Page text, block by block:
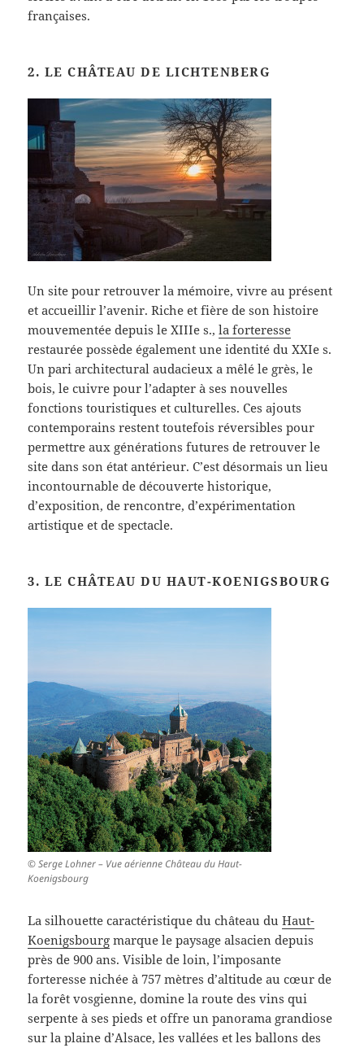
françaises.
2. LE CHÂTEAU DE LICHTENBERG
Un site pour retrouver la mémoire, vivre au présent
et accueillir l’avenir. Riche et fière de son histoire
mouvementée depuis le XIIIe s.,la forteresse
restaurée possède également une identité du XXIe s.
Un pari architectural audacieux a mêlé le grès, le
bois, le cuivre pour l’adapter à ses nouvelles
fonctions touristiques et culturelles. Ces ajouts
contemporains restent toutefois réversibles pour
permettre aux générations futures de retrouver le
site dans son état antérieur. C’est désormais un lieu
incontournable de découverte historique,
d’exposition, de rencontre, d’expérimentation
artistique et de spectacle.
3. LE CHÂTEAU DU HAUT-KOENIGSBOURG
© Serge Lohner – Vue aérienne Château du Haut-
Koenigsbourg
La silhouette caractéristique du château duHaut-
Koenigsbourg marque le paysage alsacien depuis
près de 900 ans. Visible de loin, l’imposante
forteresse nichée à 757 mètres d’altitude au cœur de
la forêt vosgienne, domine la route des vins qui
serpente à ses pieds et offre un panorama grandiose
sur la plaine d’Alsace, les vallées et les ballons des